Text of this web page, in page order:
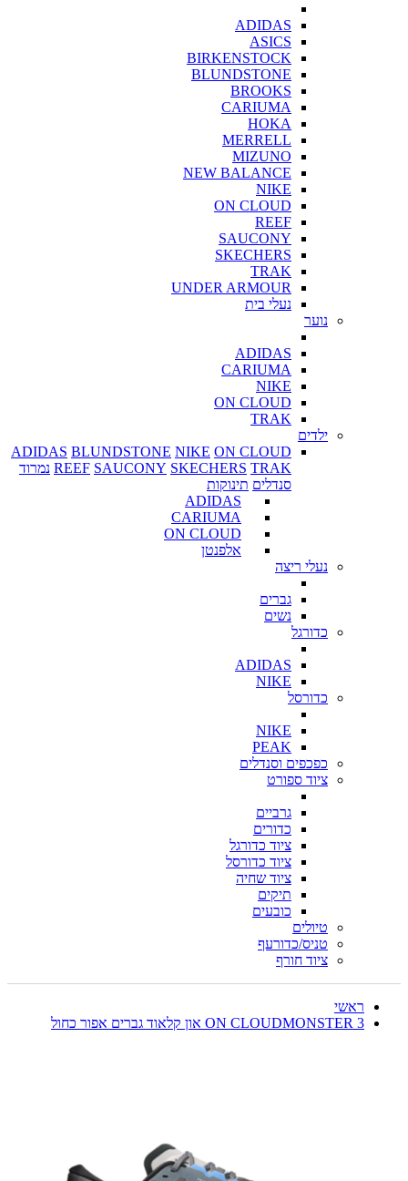
ADIDAS
ASICS
BIRKENSTOCK
BLUNDSTONE
BROOKS
CARIUMA
HOKA
MERRELL
MIZUNO
NEW BALANCE
NIKE
ON CLOUD
REEF
SAUCONY
SKECHERS
TRAK
UNDER ARMOUR
נעלי בית
נוער
ADIDAS
CARIUMA
NIKE
ON CLOUD
TRAK
ילדים
ADIDAS BLUNDSTONE NIKE ON CLOUD
REEF SAUCONY SKECHERS TRAK
נמרוד
סנדלים תינוקות
ADIDAS
CARIUMA
ON CLOUD
אלפנטן
נעלי ריצה
גברים
נשים
כדורגל
ADIDAS
NIKE
כדורסל
NIKE
PEAK
כפכפים וסנדלים
ציוד ספורט
גרביים
כדורים
ציוד כדורגל
ציוד כדורסל
ציוד שחיה
תיקים
כובעים
טיולים
טניס/כדורעף
ציוד חורף
ראשי
ON CLOUDMONSTER 3 און קלאוד גברים אפור כחול